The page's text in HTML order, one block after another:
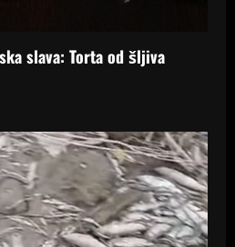
slava: Torta od šljiva